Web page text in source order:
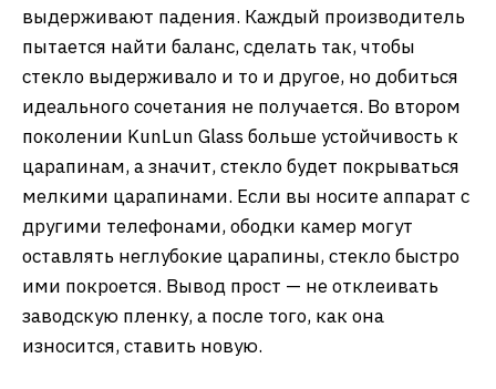
выдерживают падения. Каждый производитель
пытается найти баланс, сделать так, чтобы
стекло выдерживало и то и другое, но добиться
идеального сочетания не получается. Во втором
поколении KunLun Glass больше устойчивость к
царапинам, а значит, стекло будет покрываться
мелкими царапинами. Если вы носите аппарат с
другими телефонами, ободки камер могут
оставлять неглубокие царапины, стекло быстро
ими покроется. Вывод прост — не отклеивать
заводскую пленку, а после того, как она
износится, ставить новую.